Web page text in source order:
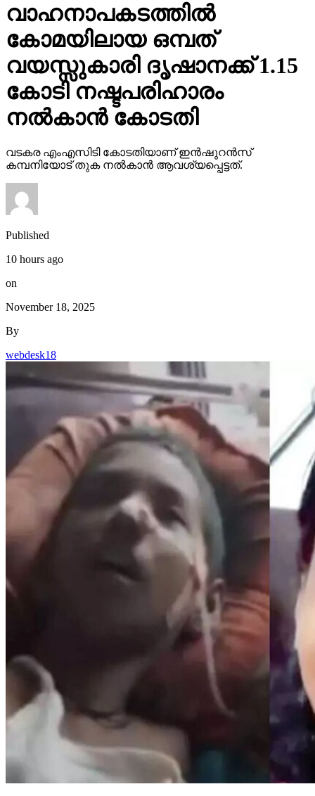
വാഹനാപകടത്തില്‍
കോമയിലായ ഒമ്പത്
വയസ്സുകാരി ദൃഷാനക്ക് 1.15
കോടി നഷ്ടപരിഹാരം
നല്‍കാന്‍ കോടതി
വടകര എംഎസിടി കോടതിയാണ് ഇന്‍ഷുറന്‍സ്
കമ്പനിയോട് തുക നല്‍കാന്‍ ആവശ്യപ്പെട്ടത്.
Published
10 hours ago
on
November 18, 2025
By
webdesk18